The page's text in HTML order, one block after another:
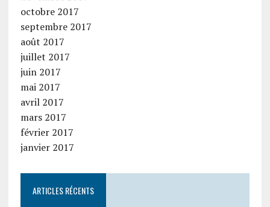
octobre 2017
septembre 2017
août 2017
juillet 2017
juin 2017
mai 2017
avril 2017
mars 2017
février 2017
janvier 2017
ARTICLES RÉCENTS